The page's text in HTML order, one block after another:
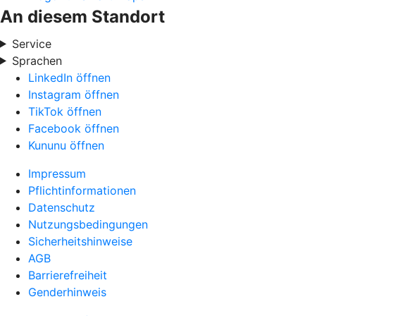
An diesem Standort
Service
Sprachen
LinkedIn öffnen
Instagram öffnen
TikTok öffnen
Facebook öffnen
Kununu öffnen
Impressum
Pflichtinformationen
Datenschutz
Nutzungsbedingungen
Sicherheitshinweise
AGB
Barrierefreiheit
Genderhinweis